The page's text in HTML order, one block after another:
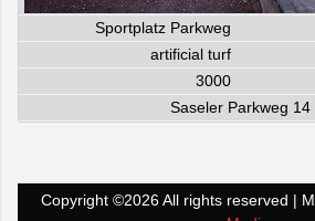
Sportplatz Parkweg
artificial turf
3000
Saseler Parkweg 14
Copyright ©2026 All rights reserved |